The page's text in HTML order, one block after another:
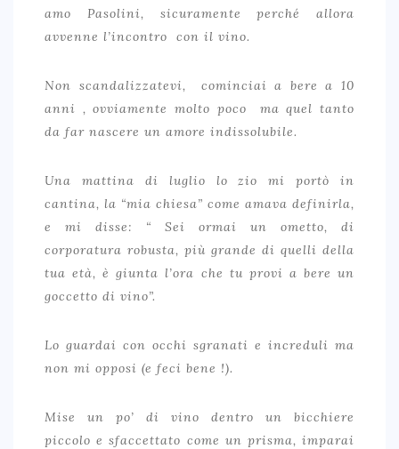
amo Pasolini, sicuramente perché allora
avvenne l’incontro con il vino.
Non scandalizzatevi, cominciai a bere a 10
anni , ovviamente molto poco ma quel tanto
da far nascere un amore indissolubile.
Una mattina di luglio lo zio mi portò in
cantina, la “mia chiesa” come amava definirla,
e mi disse: “ Sei ormai un ometto, di
corporatura robusta, più grande di quelli della
tua età, è giunta l’ora che tu provi a bere un
goccetto di vino”.
Lo guardai con occhi sgranati e increduli ma
non mi opposi (e feci bene !).
Mise un po’ di vino dentro un bicchiere
piccolo e sfaccettato come un prisma, imparai